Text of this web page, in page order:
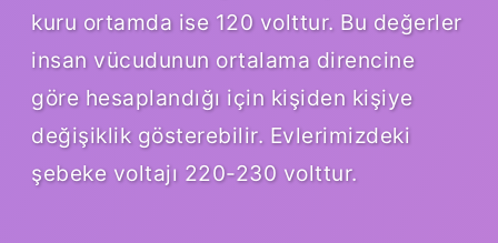
kuru ortamda ise 120 volttur. Bu değerler
insan vücudunun ortalama direncine
göre hesaplandığı için kişiden kişiye
değişiklik gösterebilir. Evlerimizdeki
şebeke voltajı 220-230 volttur.